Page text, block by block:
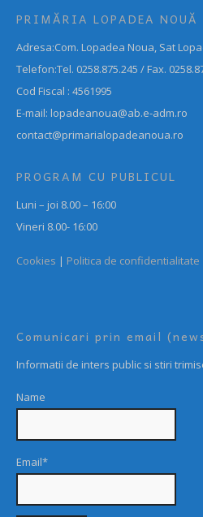
PRIMĂRIA LOPADEA NOUĂ
Adresa:Com. Lopadea Noua, Sat
Telefon:Tel. 0258.875.245 / Fax.
Cod Fiscal : 4561995
E-mail: lopadeanoua@ab.e-adm.ro
contact@primarialopadeanoua.ro
PROGRAM CU PUBLICUL
Luni – joi 8.00 – 16:00
Vineri 8.00- 16:00
Cookies | Politica de confidentialitate
Comunicari prin email
Informatii de inters public si stiri
Name
Email*